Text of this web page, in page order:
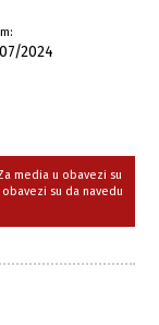
2024
media u obavezi su
su da navedu